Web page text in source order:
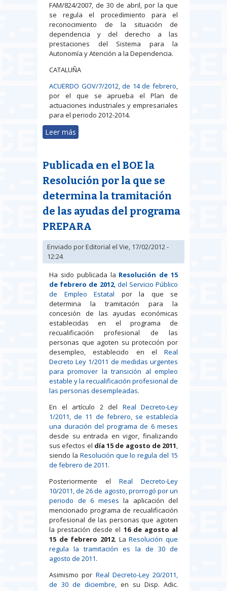
FAM/824/2007, de 30 de abril, por la que
se regula el procedimiento para el
reconocimiento de la situación de
dependencia y del derecho a las
prestaciones del Sistema para la
Autonomía y Atención a la Dependencia.
CATALUÑA
ACUERDO GOV/7/2012, de 14 de febrero
por el que se aprueba el Plan de
actuaciones industriales y empresariales
para el periodo 2012-2014.
Leer más
Publicada en el BOE la
Resolución por la que se
determina la tramitación
de las ayudas del programa
PREPARA
Enviado porEditorial el Vie, 17/02/2012 -
12:24
Ha sido publicada la Resolución de 15
de febrero de 2012, del Servicio Público
de Empleo Estatal por la que se
determina la tramitación para la
concesión de las ayudas económicas
establecidas en el programa de
recualificación profesional de las
personas que agoten su protección por
desempleo, establecido en el Real
Decreto Ley 1/2011 de medidas urgentes
para promover la transición al empleo
estable y la recualificación profesional de
las personas desempleadas.
En el artículo 2 del Real Decreto-Ley
1/2011, de 11 de febrero, se establecía
una duración del programa de 6 meses
desde su entrada en vigor, finalizando
sus efectos el día 15 de agosto de 2011
siendo la Resolución que lo regula del 15
de febrero de 2011.
Posteriormente el Real Decreto-Ley
10/2011, de 26 de agosto, prorrogó por un
periodo de 6 meses la aplicación del
mencionado programa de recualificación
profesional de las personas que agoten
la prestación desde el 16 de agosto al
15 de febrero 2012. LaResolución que
regula la tramitación es la de 30 de
agosto de 2011.
Asimismo por Real Decreto-Ley 20/2011,
de 30 de diciembre , en su Disp. Adic.